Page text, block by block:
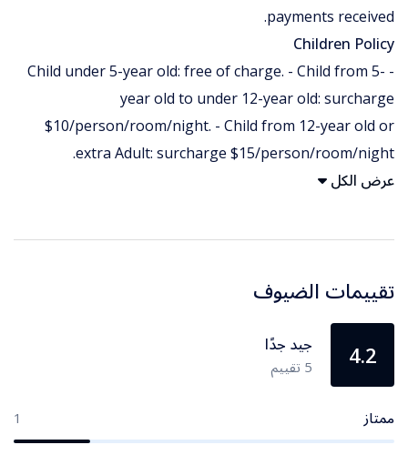
payments received.
Children Policy
- Child under 5-year old: free of charge. - Child from 5-
year old to under 12-year old: surcharge
$10/person/room/night. - Child from 12-year old or
extra Adult: surcharge $15/person/room/night.
عرض الكل
تقييمات الضيوف
4.2 جيد جدًا
5 تقييم
ممتاز 1